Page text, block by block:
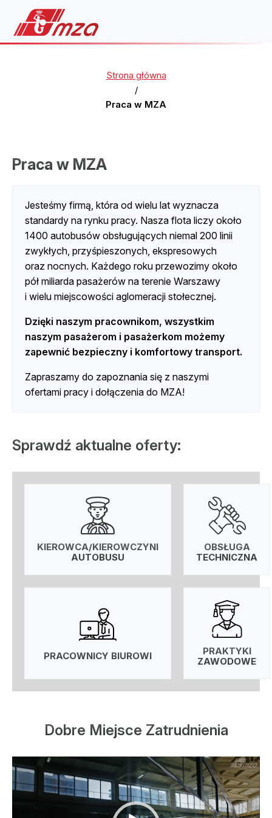
Strona główna
/
Praca w MZA
Praca w MZA
Jesteśmy firmą, która od wielu lat wyznacza
standardy na rynku pracy. Nasza flota liczy około
1400 autobusów obsługujących niemal 200 linii
zwykłych, przyśpieszonych, ekspresowych
oraz nocnych. Każdego roku przewozimy około
pół miliarda pasażerów na terenie Warszawy
i wielu miejscowości aglomeracji stołecznej.
Dzięki naszym pracownikom, wszystkim
naszym pasażerom i pasażerkom możemy
zapewnić bezpieczny i komfortowy transport.
Zapraszamy do zapoznania się z naszymi
ofertami pracy i dołączenia do MZA!
Sprawdź aktualne oferty:
KIEROWCA/KIEROWCZYNI
AUTOBUSU
OBSŁUGA
TECHNICZNA
PRACOWNICY BIUROWI
PRAKTYKI
ZAWODOWE
Dobre Miejsce Zatrudnienia
Odtwarzacz
video